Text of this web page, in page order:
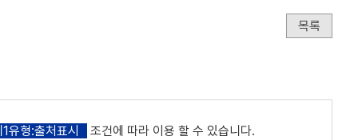
목록
1유형:출처표시 조건에 따라 이용 할 수 있습니다.